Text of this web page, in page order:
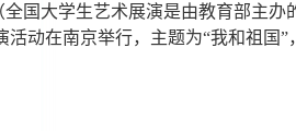
国大学生艺术展演是由教育部主
活动在南京举行，主题为“我和祖国